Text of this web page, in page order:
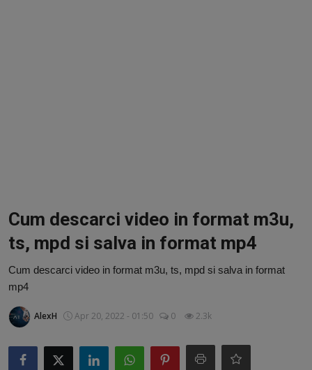
Guest Post
Guest Post
ChatGPT: Cel mai avansat chatbot AI
Aliexpress
Cum descarci video in format m3u,
ts, mpd si salva in format mp4
Cum descarci video in format m3u, ts, mpd si salva in format
mp4
AlexH Apr 20, 2022 - 01:50 0 2.3k